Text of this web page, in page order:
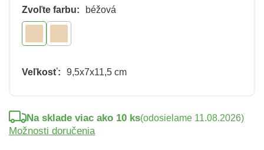
Zvoľte farbu: béžová
Veľkosť: 9,5x7x11,5 cm
Na sklade viac ako 10 ks(odosielame 11.08.2026)
Možnosti doručenia